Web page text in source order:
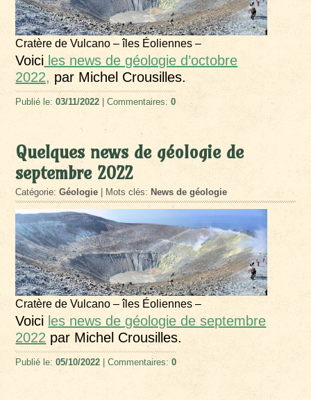
Cratère de Vulcano – îles Éoliennes –
Voici les news de géologie d’octobre
2022, par Michel Crousilles.
Publié le:03/11/2022 | Commentaires:0
Quelques news de géologie de
septembre 2022
Catégorie:Géologie | Mots clés: News de géologie
Cratère de Vulcano – îles Éoliennes –
Voici les news de géologie de septembre
2022 par Michel Crousilles.
Publié le:05/10/2022 | Commentaires:0